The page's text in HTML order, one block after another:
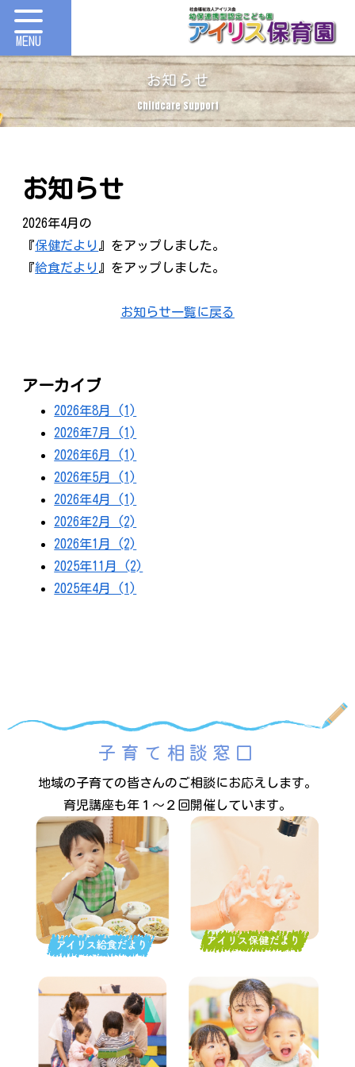
お知らせ
Childcare Support
お知らせ
2026年4月の
『保健だより 』をアップしました。
『給食だより 』をアップしました。
お知らせ一覧に戻る
アーカイブ
2026年8月 (1)
2026年7月 (1)
2026年6月 (1)
2026年5月 (1)
2026年4月 (1)
2026年2月 (2)
2026年1月 (2)
2025年11月 (2)
2025年4月 (1)
子育て相談窓口
地域の子育ての皆さんのご相談にお応えします。
育児講座も年１～２回開催しています。